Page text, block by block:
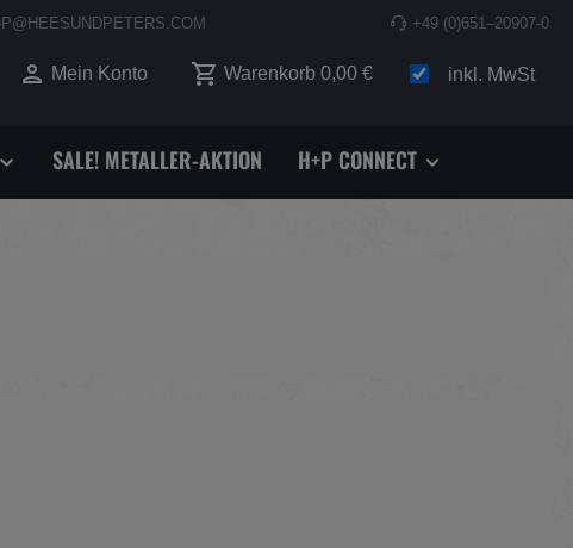
+49 (0)651–20907-0
hast 0 Produkte auf dem Merkzettel
Mein Konto Warenkorb 0,00 € inkl. MwSt
SALE! METALLER-AKTION H+P CONNECT